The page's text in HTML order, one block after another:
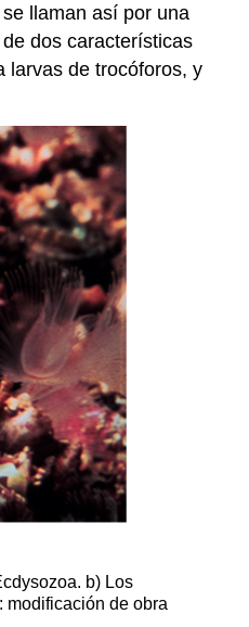
llaman así por una
dos características
larvas de trocóforos, y
b) Los
modificación de obra